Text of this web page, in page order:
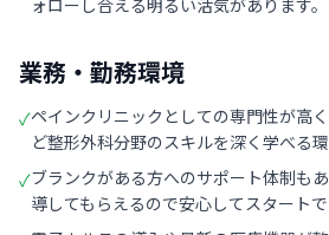
ォローし合える明るい活気があります。
業務・勤務環境
✓ペインクリニックとしての専門性が高
ど整形外科分野のスキルを深く学べる環
✓ブランクがある方へのサポート体制も
導してもらえるので安心してスタートで